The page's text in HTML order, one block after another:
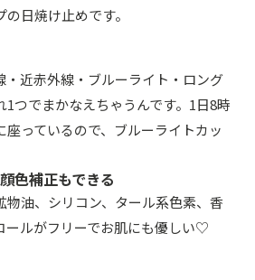
日焼け止めです。
・近赤外線・ブルーライト・ロング
1つでまかなえちゃうんです。1日8時
座っているので、ブルーライトカッ
色補正もできる
物油、シリコン、タール系色素、香
ールがフリーでお肌にも優しい♡